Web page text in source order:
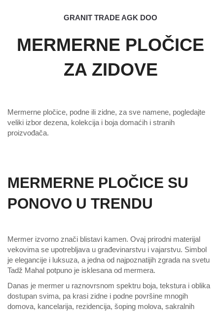
GRANIT TRADE AGK DOO
MERMERNE PLOČICE
ZA ZIDOVE
Mermerne pločice, podne ili zidne, za sve namene, pogledajte
veliki izbor dezena, kolekcija i boja domaćih i stranih
proizvođača.
MERMERNE PLOČICE SU
PONOVO U TRENDU
Mermer izvorno znači blistavi kamen. Ovaj prirodni materijal
vekovima se upotrebljava u građevinarstvu i vajarstvu. Simbol
je elegancije i luksuza, a jedna od najpoznatijih zgrada na svetu
Tadž Mahal potpuno je isklesana od mermera.
Danas je mermer u raznovrsnom spektru boja, tekstura i oblika
dostupan svima, pa krasi zidne i podne površine mnogih
domova, kancelarija, rezidencija, šoping molova, sakralnih